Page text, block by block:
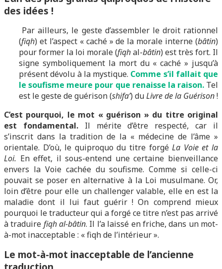
des idées !
Par ailleurs, le geste d’assembler le droit rationnel
(fiqh) et l’aspect « caché » de la morale interne (bâtin)
pour former la loi morale (fiqhal-bâtin) est très fort. Il
signe symboliquement la mort du « caché » jusqu’à
présent dévolu à la mystique. Comme s’il fallait que
le soufisme meure pour que renaisse la raison.Tel
est le geste de guérison (shifa’) duLivre de la Guérison!
C’est pourquoi, le mot « guérison » du titre original
est fondamental.Il mérite d’être respecté, car il
s’inscrit dans la tradition de la « médecine de l’âme »
orientale. D’où, le quiproquo du titre forgéLa Voie et la
Loi. En effet, il sous-entend une certaine bienveillance
envers la Voie cachée du soufisme. Comme si celle-ci
pouvait se poser en alternative à la Loi musulmane. Or,
loin d’être pour elle un challenger valable, elle en est la
maladie dont il lui faut guérir ! On comprend mieux
pourquoi le traducteur qui a forgé ce titre n’est pas arrivé
à traduire fiqh al-bâtin. Il l’a laissé en friche, dans un mot-
à-mot inacceptable : « fiqh de l’intérieur ».
Le mot-à-mot inacceptable de l’ancienne